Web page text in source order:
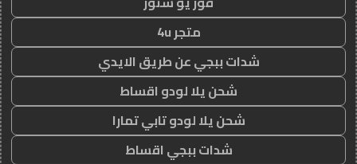
متجر 4u
شدات ببجي عن طريق الايدي
شحن يلا لودو اقساط
شحن يلا لودو تابي تمارا
شدات ببجي اقساط